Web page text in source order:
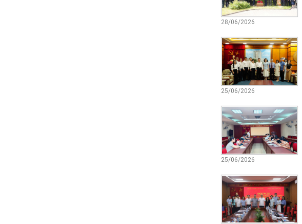
28/06/2026
25/06/2026
25/06/2026